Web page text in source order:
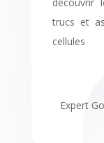
trucs et
cellules
Expert